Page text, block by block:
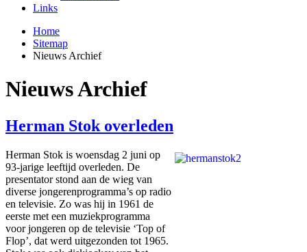
Links
Home
Sitemap
Nieuws Archief
Nieuws Archief
Herman Stok overleden
Herman Stok is woensdag 2 juni op
93-jarige leeftijd overleden. De
presentator stond aan de wieg van
diverse jongerenprogramma’s op radio
en televisie. Zo was hij in 1961 de
eerste met een muziekprogramma
voor jongeren op de televisie ‘Top of
Flop’, dat werd uitgezonden tot 1965.